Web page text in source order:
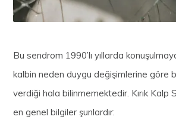
Bu sendrom 1990’lı yıllarda
kalbin neden duygu değişimlerine göre
verdiği hala bilinmemektedir. Kırık Kalp
en genel bilgiler şunlardır: